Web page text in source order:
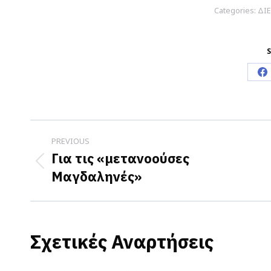
Categories:
Post
navigation
PREVIOUS
Previous
post:
Για τις «μετανοούσες
Μαγδαληνές»
Σχετικές Αναρτήσεις